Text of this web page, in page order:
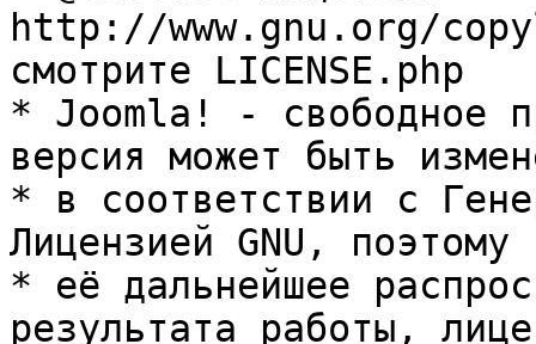
http://www.gnu.org/
смотрите LICENSE.php
* Joomla! - свободное
версия может быть
* в соответствии с
Лицензией GNU, поэтому
* её дальнейшее
результата работы,